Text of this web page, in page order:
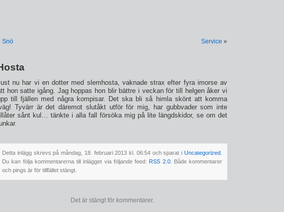
Snö Service »
nu har vi en dotter med slemhosta, vaknade strax efter fyra imorse av
hon satte igång. Jag hoppas hon blir bättre i veckan för till helgen åker vi
till fjällen med några kompisar. Det ska bli så himla skönt att komma
Tyvärr är det däremot slutåkt utför för mig, har gubbvader som inte
sånt kul… tänkte i alla fall försöka mig på lite längdskidor, se om det
Detta inlägg skrevs på måndag, 18. februari 2013 kl. 06:54 och sparat i Uncategorized
Du kan följa kommentarerna till inlägget via följande feed:RSS 2.0. Både kommentarer
och pings är för tillfället stängt.
Det är stängt för kommentarer.